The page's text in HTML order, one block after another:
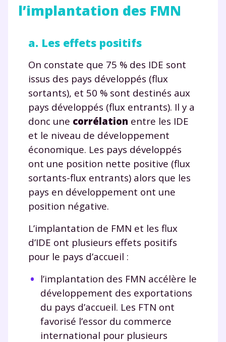
l’implantation des FMN
a. Les effets positifs
On constate que 75 % des IDE sont
issus des pays développés (flux
sortants), et 50 % sont destinés aux
pays développés (flux entrants). Il y a
donc une corrélation entre les IDE
et le niveau de développement
économique. Les pays développés
ont une position nette positive (flux
sortants-flux entrants) alors que les
pays en développement ont une
position négative.
L’implantation de FMN et les flux
d’IDE ont plusieurs effets positifs
pour le pays d’accueil :
l’implantation des FMN accélère le
développement des exportations
du pays d’accueil. Les FTN ont
favorisé l’essor du commerce
international pour plusieurs